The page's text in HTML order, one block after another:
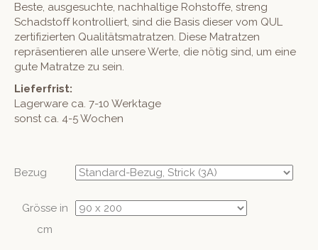
Beste, ausgesuchte, nachhaltige Rohstoffe, streng
Schadstoff kontrolliert, sind die Basis dieser vom QUL
zertifizierten Qualitätsmatratzen. Diese Matratzen
repräsentieren alle unsere Werte, die nötig sind, um eine
gute Matratze zu sein.
Lieferfrist:
Lagerware ca. 7-10 Werktage
sonst ca. 4-5 Wochen
Bezug
Grösse in
cm